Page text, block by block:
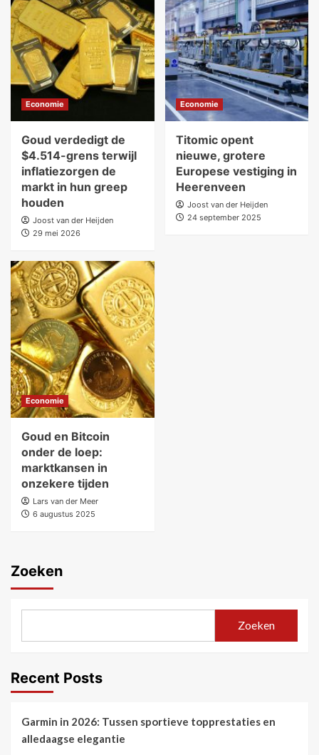
Economie
Goud verdedigt de
$4.514-grens terwijl
inflatiezorgen de
markt in hun greep
houden
Joost van der Heijden
29 mei 2026
Economie
Titomic opent
nieuwe, grotere
Europese vestiging in
Heerenveen
Joost van der Heijden
24 september 2025
Economie
Goud en Bitcoin
onder de loep:
marktkansen in
onzekere tijden
Lars van der Meer
6 augustus 2025
Zoeken
Zoeken
Recent Posts
Garmin in 2026: Tussen sportieve topprestaties en
alledaagse elegantie